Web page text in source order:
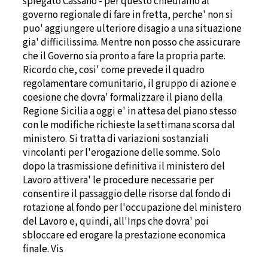
governo regionale di fare in fretta, perche' non si
puo' aggiungere ulteriore disagio a una situazione
gia' difficilissima. Mentre non posso che assicurare
che il Governo sia pronto a fare la propria parte.
Ricordo che, cosi' come prevede il quadro
regolamentare comunitario, il gruppo di azione e
coesione che dovra' formalizzare il piano della
Regione Sicilia a oggi e' in attesa del piano stesso
con le modifiche richieste la settimana scorsa dal
ministero. Si tratta di variazioni sostanziali
vincolanti per l'erogazione delle somme. Solo
dopo la trasmissione definitiva il ministero del
Lavoro attivera' le procedure necessarie per
consentire il passaggio delle risorse dal fondo di
rotazione al fondo per l'occupazione del ministero
del Lavoro e, quindi, all'Inps che dovra' poi
sbloccare ed erogare la prestazione economica
finale. Vis